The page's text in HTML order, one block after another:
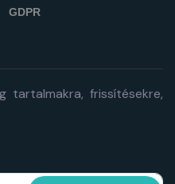
GDPR
tartalmakra, frissítésekre,